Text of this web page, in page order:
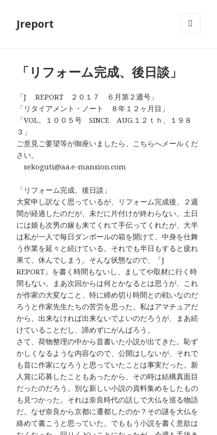
Jreport
「リフォーム完成、後日談」
「J REPORT ２０１７ ６月第２週号」
「リタイアメント・ノート ８年１２ヶ月目」
「VOL。１００５号 SINCE AUG.１２ｔｈ、１９８
３」
ご意見ご要望等が御座いましたら、こちらへメールくだ
さい。
sekoguti@aa.e-mansion.com
「リフォーム完成、後日談」
大変申し訳なく思っているが、リフォーム完成後、２週
間が経過したのだが、未だに片付けが終わらない。土日
には娘も次男の嫁も来てくれて手伝ってくれたが、大半
は私が一人で毎日ダンボールの箱を開けて、中身を仕舞
う作業を延々と続けている。それでも半日もすると疲れ
果て、休んでしまう。そんな状態なので、「J
REPORT」を書く時間もないし、ましてや取材に行く時
間もない。まあ次回からは何とかなるとは思うが、これ
が作家の大変なこと、特に締め切り時間との戦いなのだ
ろうと作家先生たちの苦労を思った。私はアマチュアだ
から、出来なければ出来ないでよいのだろうが、まあ続
けていることだし、諦めずにがんばろう。
さて、荷物整理の中から昔書いた小説が出てきた。恥ず
かしくなるような内容なので、公開はしないが、それで
も昔に作家になろうと思っていたことは事実だった。新
人賞に応募したこともあったから、その時は結構真面目
だったのだろう。別な新しい小説の資料集めをしたもの
も見つかった。それは奈良時代の話しで大仏を巡る物語
だ。なぜ奈良から京都に遷都したのか？その謎を大仏を
絡めて書こうと思っていた。でももう小説を書く意欲は